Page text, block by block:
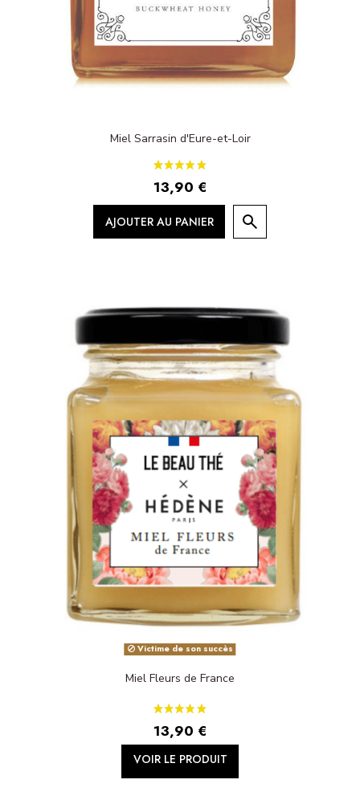
Miel Sarrasin d'Eure-et-Loir
13,90 €
AJOUTER AU PANIER
Victime de son succès
Miel Fleurs de France
13,90 €
VOIR LE PRODUIT